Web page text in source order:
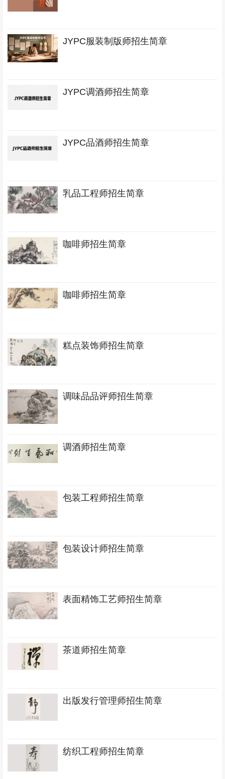
JYPC服装制版师招生简章
JYPC调酒师招生简章
JYPC品酒师招生简章
乳品工程师招生简章
咖啡师招生简章
咖啡师招生简章
糕点装饰师招生简章
调味品品评师招生简章
调酒师招生简章
包装工程师招生简章
包装设计师招生简章
表面精饰工艺师招生简章
茶道师招生简章
出版发行管理师招生简章
纺织工程师招生简章